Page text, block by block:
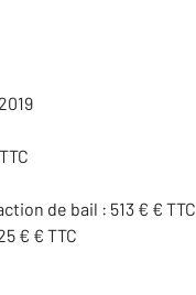
de bail : 513 € € TTC
€ € TTC